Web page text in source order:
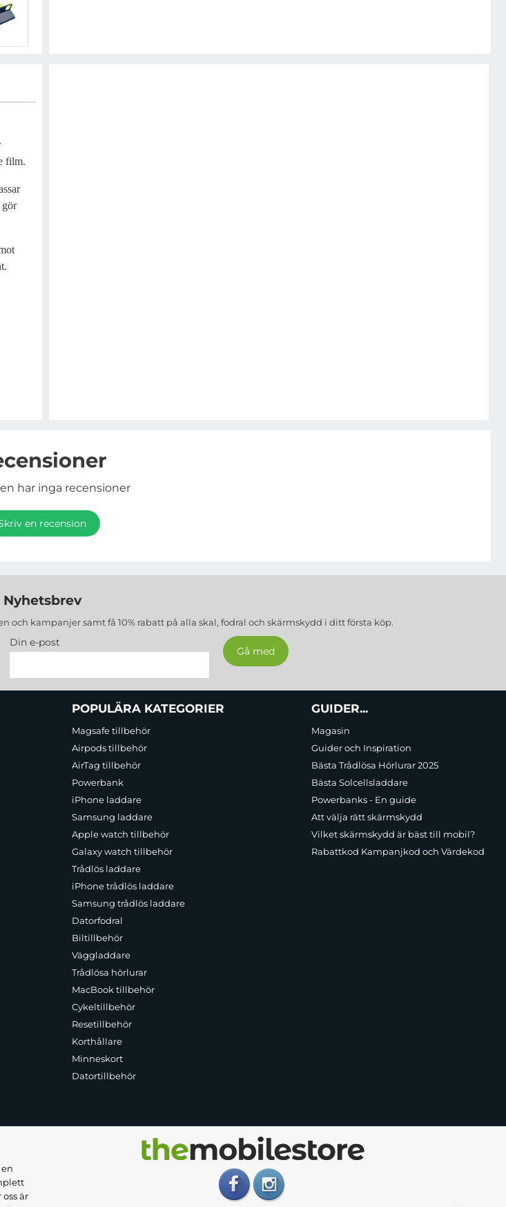
film.
gör
har inga recensioner
en recension
Nyhetsbrev
och kampanjer samt få 10% rabatt på alla skal, fodral och skärmskydd i ditt första köp.
Din e-post
POPULÄRA KATEGORIER
Magsafe tillbehör
Airpods tillbehör
AirTag tillbehör
Powerbank
iPhone laddare
Samsung laddare
Apple watch tillbehör
Galaxy watch tillbehör
Trådlös laddare
iPhone trådlös laddare
Samsung trådlös laddare
Datorfodral
Biltillbehör
Väggladdare
Trådlösa hörlurar
MacBook tillbehör
Cykeltillbehör
Resetillbehör
Korthållare
Minneskort
Datortillbehör
GUIDER...
Magasin
Guider och Inspiration
Bästa Trådlösa Hörlurar 2025
Bästa Solcellsladdare
Powerbanks - En guide
Att välja rätt skärmskydd
Vilket skärmskydd är bäst till mobil?
Rabattkod Kampanjkod och Värdekod
är